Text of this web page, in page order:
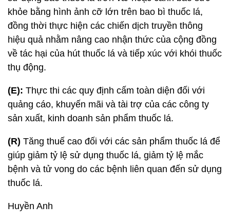
khỏe bằng hình ảnh cỡ lớn trên bao bì thuốc lá,
đồng thời thực hiện các chiến dịch truyền thông
hiệu quả nhằm nâng cao nhận thức của cộng đồng
về tác hại của hút thuốc lá và tiếp xúc với khói thuốc
thụ động.
(E): Thực thi các quy định cấm toàn diện đối với
quảng cáo, khuyến mãi và tài trợ của các công ty
sản xuất, kinh doanh sản phẩm thuốc lá.
(R) Tăng thuế cao đối với các sản phẩm thuốc lá để
giúp giảm tỷ lệ sử dụng thuốc lá, giảm tỷ lệ mắc
bệnh và tử vong do các bệnh liên quan đến sử dụng
thuốc lá.
Huyền Anh